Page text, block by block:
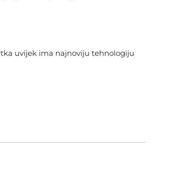
uvijek ima najnoviju tehnologiju